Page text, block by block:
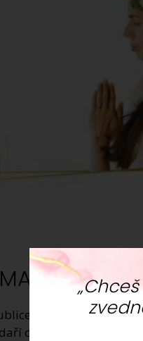
má s plodností
otěhotnět, je opravdu